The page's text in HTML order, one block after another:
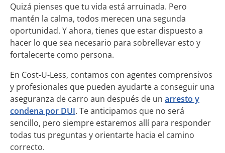
Quizá pienses que tu vida está arruinada. Pero
mantén la calma, todos merecen una segunda
oportunidad. Y ahora, tienes que estar dispuesto a
hacer lo que sea necesario para sobrellevar esto y
fortalecerte como persona.
En Cost-U-Less, contamos con agentes comprensivos
y profesionales que pueden ayudarte a conseguir una
aseguranza de carro aun después de un arresto y
condena por DUI. Te anticipamos que no será
sencillo, pero siempre estaremos allí para responder
todas tus preguntas y orientarte hacia el camino
correcto.